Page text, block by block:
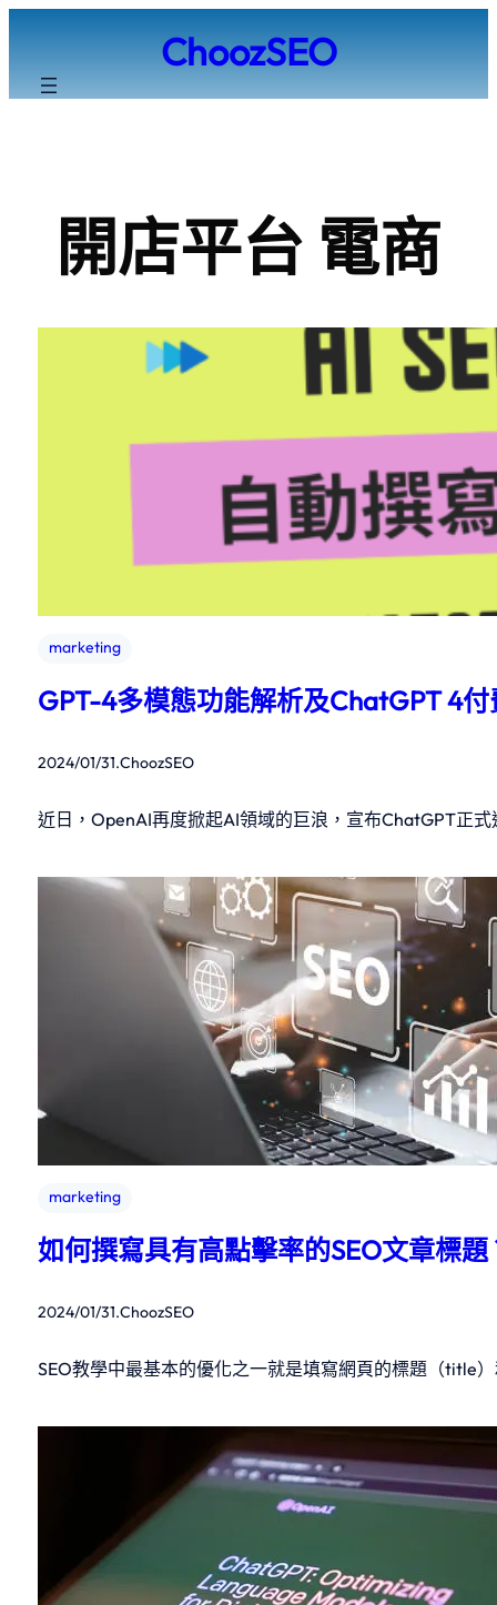
要
ChoozSEO
開店平台 電商
marketing
GPT-4多模態功能解析及ChatGPT 4
2024/01/31.ChoozSEO
近日，OpenAI再度掀起AI領域的巨浪，宣布ChatGPT正
marketing
如何撰寫具有高點擊率的SEO文章標題
2024/01/31.ChoozSEO
SEO教學中最基本的優化之一就是填寫網頁的標題（title